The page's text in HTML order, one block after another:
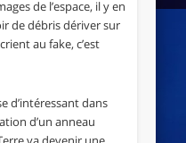
de l’espace, il y en
de débris dériver sur
au fake, c’est
d’intéressant dans
d’un anneau